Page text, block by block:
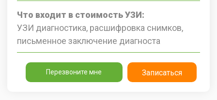
Что входит в стоимость УЗИ:
УЗИ диагностика, расшифровка снимков,
письменное заключение диагноста
Перезвоните мне Записаться